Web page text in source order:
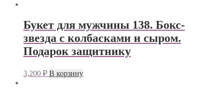
Букет для мужчины 138. Бокс-
звезда с колбасками и сыром.
Подарок защитнику
3,200 ₽ В корзину